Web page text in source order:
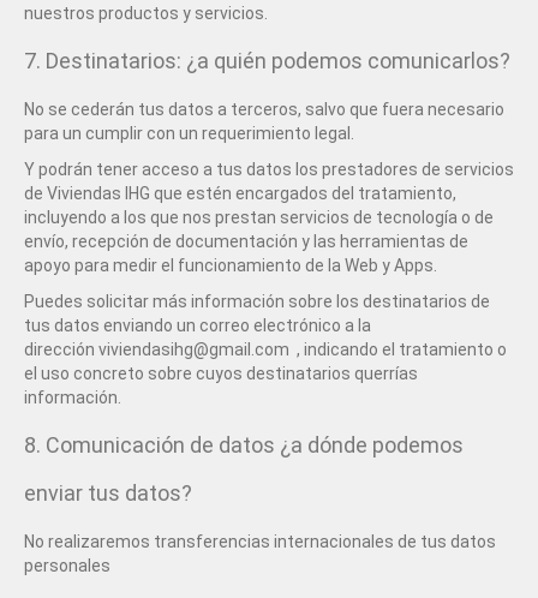
nuestros productos y servicios.
7. Destinatarios: ¿a quién podemos comunicarlos?
No se cederán tus datos a terceros, salvo que fuera necesario
para un cumplir con un requerimiento legal.
Y podrán tener acceso a tus datos los prestadores de servicios
de Viviendas IHG que estén encargados del tratamiento,
incluyendo a los que nos prestan servicios de tecnología o de
envío, recepción de documentación y las herramientas de
apoyo para medir el funcionamiento de la Web y Apps.
Puedes solicitar más información sobre los destinatarios de
tus datos enviando un correo electrónico a la
dirección viviendasihg@gmail.com , indicando el tratamiento o
el uso concreto sobre cuyos destinatarios querrías
información.
8. Comunicación de datos ¿a dónde podemos
enviar tus datos?
No realizaremos transferencias internacionales de tus datos
personales